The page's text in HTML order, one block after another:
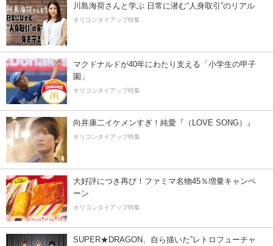
川島海荷さんと学ぶ 日常に潜む“人身取引”のリアル
オリコンタイアップ特集
マクドナルドが40年にわたり支える「小学生の甲子
園」
オリコンタイアップ特集
向井康二イケメンすぎ！純愛『（LOVE SONG）』
オリコンタイアップ特集
大好評につき再び！ファミマ名物45％増量キャンペ
ーン
オリコンタイアップ特集
SUPER★DRAGON、自ら描いた”レトロフューチャ